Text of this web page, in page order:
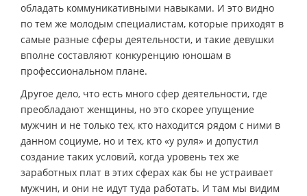
обладать коммуникативными навыками. И это видно
по тем же молодым специалистам, которые приходят в
самые разные сферы деятельности, и такие девушки
вполне составляют конкуренцию юношам в
профессиональном плане.
Другое дело, что есть много сфер деятельности, где
преобладают женщины, но это скорее упущение
мужчин и не только тех, кто находится рядом с ними в
данном социуме, но и тех, кто «у руля» и допустил
создание таких условий, когда уровень тех же
заработных плат в этих сферах как бы не устраивает
мужчин, и они не идут туда работать. И там мы видим